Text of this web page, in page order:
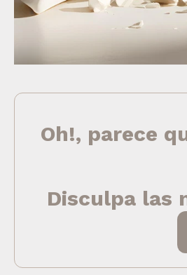
Oh!, parece
Disculpa las